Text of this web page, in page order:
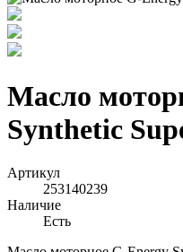
Масло
Synthetic
Артикул
253140239
Наличие
Есть